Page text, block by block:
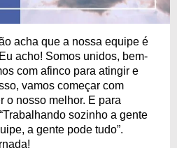
acha que a nossa equipe é
acho! Somos unidos, bem-
com afinco para atingir e
vamos começar com
o nosso melhor. E para
sozinho a gente
a gente pode tudo”.